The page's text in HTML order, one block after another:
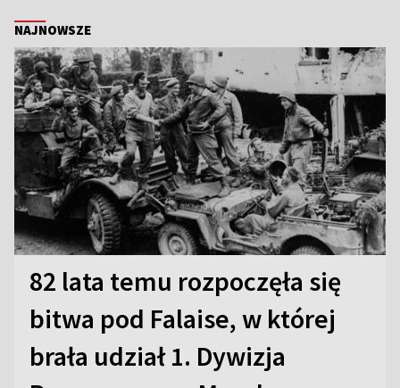
NAJNOWSZE
82 lata temu rozpoczęła się
bitwa pod Falaise, w której
brała udział 1. Dywizja